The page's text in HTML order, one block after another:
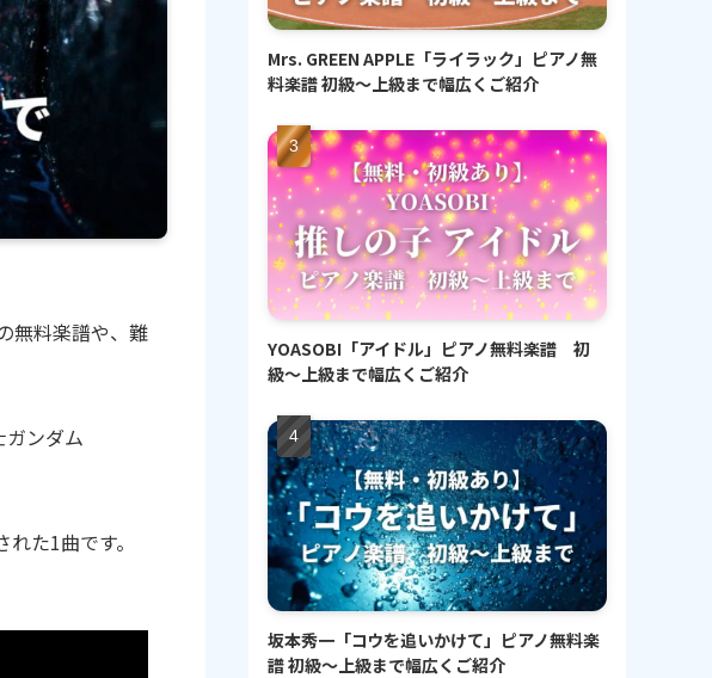
無料楽譜や、難
ンダム
た1曲です。
Mrs. GREEN APPLE「ライラック」ピアノ無
料楽譜 初級〜上級まで幅広くご紹介
YOASOBI「アイドル」ピアノ無料楽譜 初
級〜上級まで幅広くご紹介
坂本秀一「コウを追いかけて」ピアノ無料楽
譜 初級〜上級まで幅広くご紹介